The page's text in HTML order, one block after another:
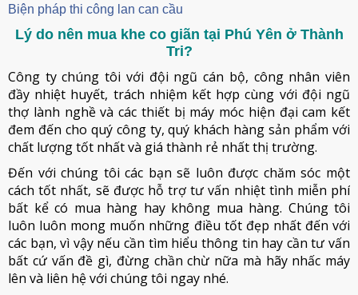
Biện pháp thi công lan can cầu
Lý do nên mua khe co giãn tại Phú Yên ở Thành
Tri?
Công ty chúng tôi với đội ngũ cán bộ, công nhân viên
đầy nhiệt huyết, trách nhiệm kết hợp cùng với đội ngũ
thợ lành nghề và các thiết bị máy móc hiện đại cam kết
đem đến cho quý công ty, quý khách hàng sản phẩm với
chất lượng tốt nhất và giá thành rẻ nhất thị trường.
Đến với chúng tôi các bạn sẽ luôn được chăm sóc một
cách tốt nhất, sẽ được hỗ trợ tư vấn nhiệt tình miễn phí
bất kể có mua hàng hay không mua hàng. Chúng tôi
luôn luôn mong muốn những điều tốt đẹp nhất đến với
các bạn, vì vậy nếu cần tìm hiểu thông tin hay cần tư vấn
bất cứ vấn đề gì, đừng chần chừ nữa mà hãy nhấc máy
lên và liên hệ với chúng tôi ngay nhé.